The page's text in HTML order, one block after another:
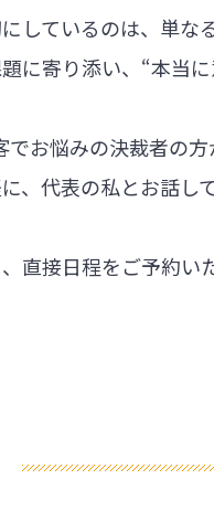
しているのは、単な
に寄り添い、“本当
お悩みの決裁者の方
、代表の私とお話し
直接日程をご予約い